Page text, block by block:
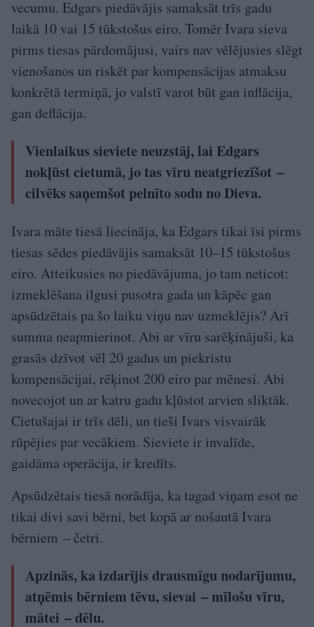
vecumu. Edgars piedāvājis samaksāt trīs gadu
laikā 10 vai 15 tūkstošus eiro. Tomēr Ivara sieva
pirms tiesas pārdomājusi, vairs nav vēlējusies slēgt
vienošanos un riskēt par kompensācijas atmaksu
konkrētā termiņā, jo valstī varot būt gan inflācija,
gan deflācija.
Vienlaikus sieviete neuzstāj, lai Edgars
nokļūst cietumā, jo tas vīru neatgriezīšot –
cilvēks saņemšot pelnīto sodu no Dieva.
Ivara māte tiesā liecināja, ka Edgars tikai īsi pirms
tiesas sēdes piedāvājis samaksāt 10–15 tūkstošus
eiro. Atteikusies no piedāvājuma, jo tam neticot:
izmeklēšana ilgusi pusotra gada un kāpēc gan
apsūdzētais pa šo laiku viņu nav uzmeklējis? Arī
summa neapmierinot. Abi ar vīru sarēķinājuši, ka
grasās dzīvot vēl 20 gadus un piekristu
kompensācijai, rēķinot 200 eiro par mēnesi. Abi
novecojot un ar katru gadu kļūstot arvien sliktāk.
Cietušajai ir trīs dēli, un tieši Ivars visvairāk
rūpējies par vecākiem. Sieviete ir invalīde,
gaidāma operācija, ir kredīts.
Apsūdzētais tiesā norādīja, ka tagad viņam esot ne
tikai divi savi bērni, bet kopā ar nošautā Ivara
bērniem – četri.
Apzinās, ka izdarījis drausmīgu nodarījumu,
atņēmis bērniem tēvu, sievai – mīlošu vīru,
mātei – dēlu.